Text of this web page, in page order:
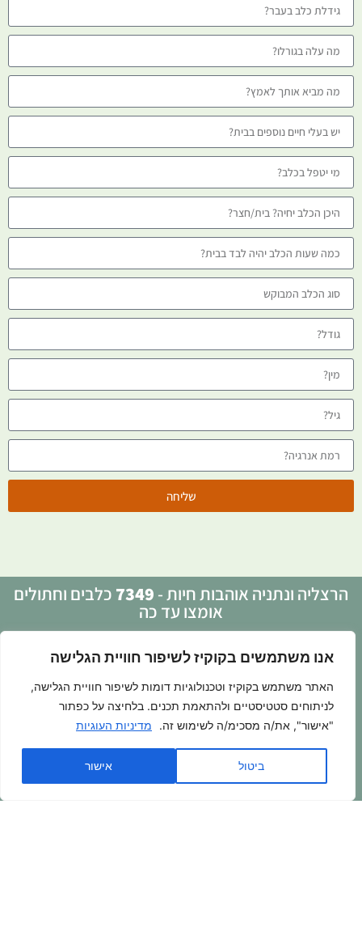
אנו משתמשים בקוקיז לשיפור חוויית הגלישה
האתר משתמש בקוקיז וטכנולוגיות דומות לשיפור חוויית הגלישה,
לניתוחים סטטיסטיים ולהתאמת תכנים. בלחיצה על כפתור
"אישור", את/ה מסכימ/ה לשימוש זה.
מדיניות העוגיות
ביטול אישור
שליחה
הרצליה ונתניה אוהבות חיות - 7349 כלבים וחתולים
אומצו עד כה
פניה בוואטסאפ >>>
לתרומה >>>
בואו להתנדב איתנו >>>